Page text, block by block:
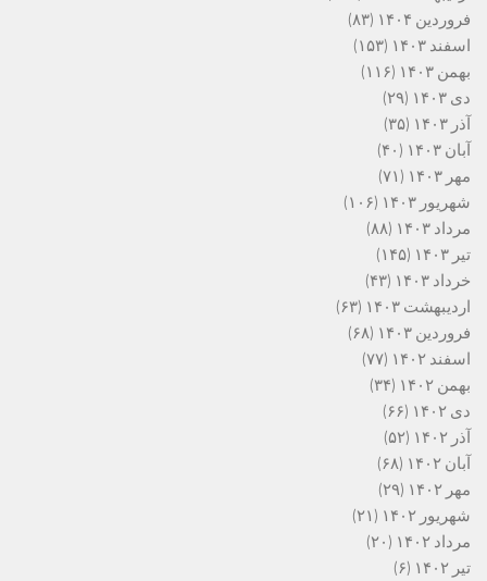
فروردین ۱۴۰۴
(۸۳)
اسفند ۱۴۰۳
(۱۵۳)
بهمن ۱۴۰۳
(۱۱۶)
دی ۱۴۰۳
(۲۹)
آذر ۱۴۰۳
(۳۵)
آبان ۱۴۰۳
(۴۰)
مهر ۱۴۰۳
(۷۱)
شهریور ۱۴۰۳
(۱۰۶)
مرداد ۱۴۰۳
(۸۸)
تیر ۱۴۰۳
(۱۴۵)
خرداد ۱۴۰۳
(۴۳)
اردیبهشت ۱۴۰۳
(۶۳)
فروردین ۱۴۰۳
(۶۸)
اسفند ۱۴۰۲
(۷۷)
بهمن ۱۴۰۲
(۳۴)
دی ۱۴۰۲
(۶۶)
آذر ۱۴۰۲
(۵۲)
آبان ۱۴۰۲
(۶۸)
مهر ۱۴۰۲
(۲۹)
شهریور ۱۴۰۲
(۲۱)
مرداد ۱۴۰۲
(۲۰)
تیر ۱۴۰۲
(۶)